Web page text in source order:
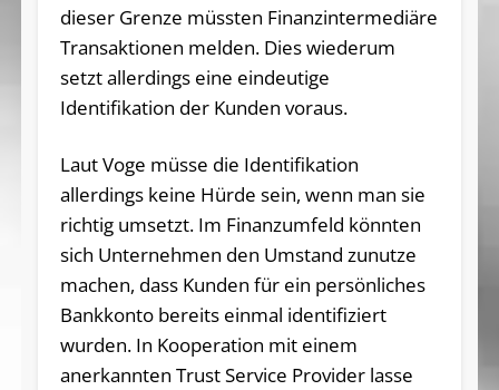
dieser Grenze müssten Finanzintermediäre
Transaktionen melden. Dies wiederum
setzt allerdings eine eindeutige
Identifikation der Kunden voraus.
Laut Voge müsse die Identifikation
allerdings keine Hürde sein, wenn man sie
richtig umsetzt. Im Finanzumfeld könnten
sich Unternehmen den Umstand zunutze
machen, dass Kunden für ein persönliches
Bankkonto bereits einmal identifiziert
wurden. In Kooperation mit einem
anerkannten Trust Service Provider lasse